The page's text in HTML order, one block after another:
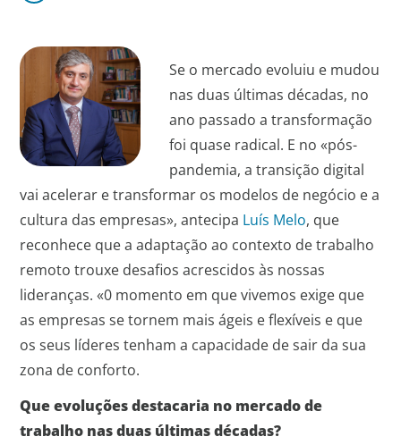
Se o mercado evoluiu e mudou
nas duas últimas décadas, no
ano passado a transformação
foi quase radical. E no «pós-
pandemia, a transição digital
vai acelerar e transformar os modelos de negócio e a
cultura das empresas», antecipa Luís Melo, que
reconhece que a adaptação ao contexto de trabalho
remoto trouxe desafios acrescidos às nossas
lideranças. «0 momento em que vivemos exige que
as empresas se tornem mais ágeis e flexíveis e que
os seus líderes tenham a capacidade de sair da sua
zona de conforto.
Que evoluções destacaria no mercado de
trabalho nas duas últimas décadas?